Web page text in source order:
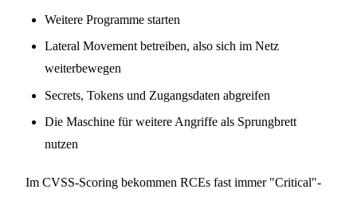
Weitere Programme starten
Lateral Movement betreiben, also sich im Netz
weiterbewegen
Secrets, Tokens und Zugangsdaten abgreifen
Die Maschine für weitere Angriffe als Sprungbrett
nutzen
Im CVSS-Scoring bekommen RCEs fast immer "Critical"-